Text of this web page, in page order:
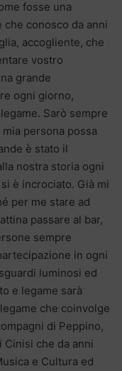
fosse una
che conosco da anni
accogliente, che
vostro
grande
ogni giorno,
Sarò sempre
persona possa
è stato il
nostra storia ogni
è incrociato. Già mi
per me stare ad
passare al bar,
sempre
in ogni
luminosi ed
e legame sarà
che coinvolge
di Peppino,
Cinisi che da anni
e Cultura ed